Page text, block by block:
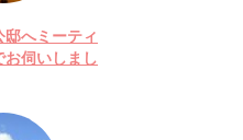
邸へミーティ
お伺いしまし